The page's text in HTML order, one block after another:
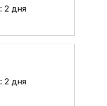
2 дня
2 дня